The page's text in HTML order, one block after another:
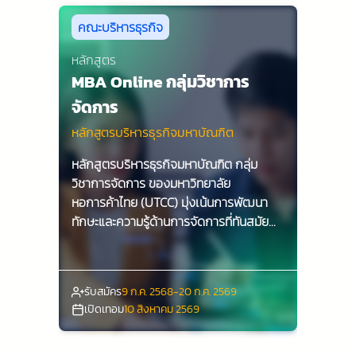
คณะบริหารธุรกิจ
หลักสูตร
MBA Online กลุ่มวิชาการ
จัดการ
หลักสูตรบริหารธุรกิจมหาบัณฑิต
หลักสูตรบริหารธุรกิจมหาบัณฑิต กลุ่ม
วิชาการจัดการ ของมหาวิทยาลัย
หอการค้าไทย (UTCC) มุ่งเน้นการพัฒนา
ทักษะและความรู้ด้านการจัดการที่ทันสมัย
เพื่อเตรียมความพร้อมให้กับนักศึกษาในการ
เป็นผู้นำทางธุรกิจในยุคดิจิทัล ด้วยการเรียน
รู้จากผู้เชี่ยวชาญและการปฏิบัติจริง
นักศึกษาจะได้รับประสบการณ์ที่มีคุณค่าและ
สามารถนำไปประยุกต์ใช้ในโลกธุรกิจได้อย่าง
มีประสิทธิภาพ
รับสมัคร9 ก.ค. 2568-20 ก.ค. 2569
เปิดเทอม10 สิงหาคม 2569